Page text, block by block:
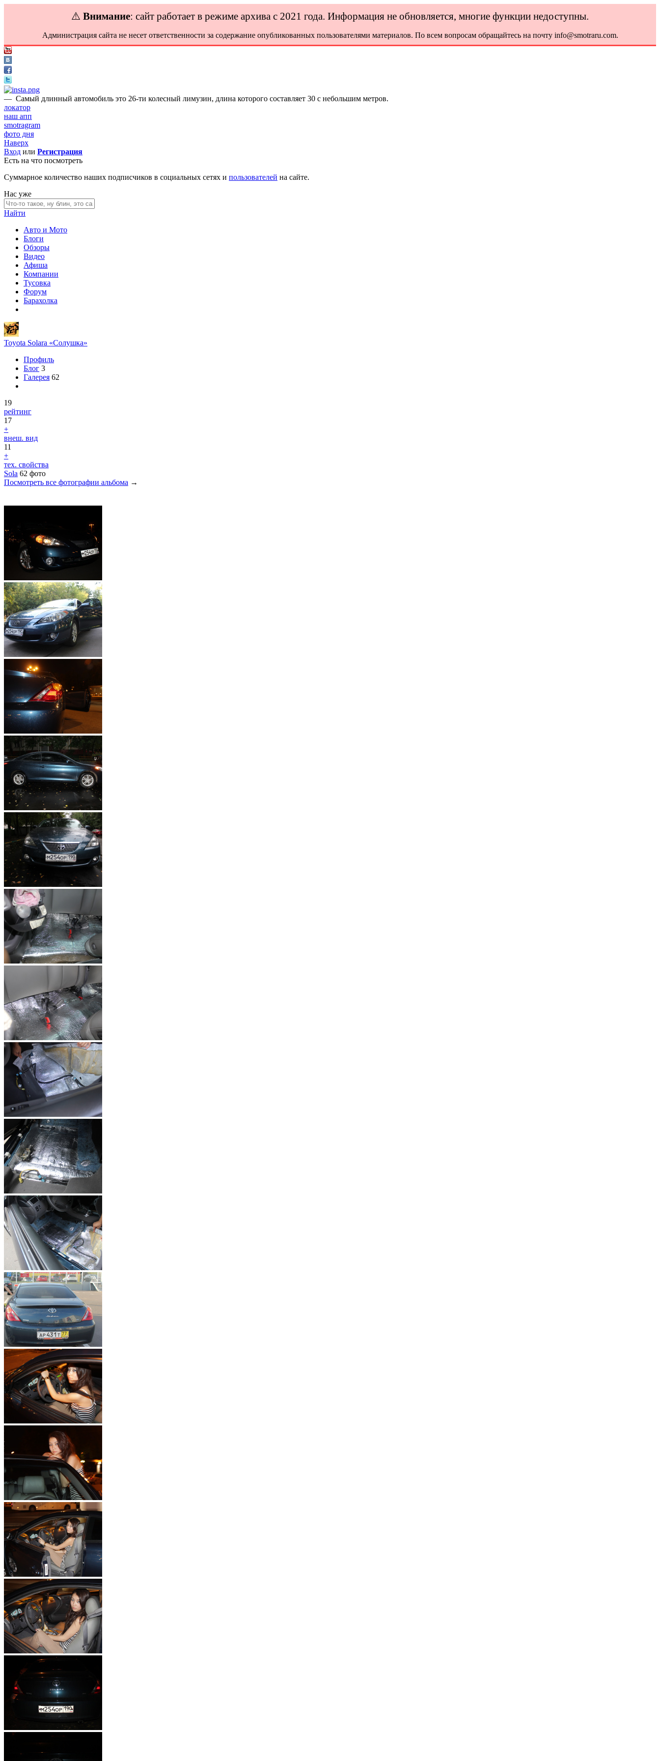
⚠️ Внимание: сайт работает в режиме архива с 2021 года. Информация не обновляется, многие функции недоступны.
Администрация сайта не несет ответственности за содержание опубликованных пользователями материалов. По всем вопросам обращайтесь на почту info@smotraru.com.
— Самый длинный автомобиль это 26-ти колесный лимузин, длина которого составляет 30 с небольшим метров.
локатор
наш апп
smotragram
фото дня
Наверх
Вход или Регистрация
Есть на что посмотреть
Суммарное количество наших подписчиков в социальных сетях и пользователей на сайте.
Нас уже
Найти
Авто и Мото
Блоги
Обзоры
Видео
Афиша
Компании
Тусовка
Форум
Барахолка
Toyota Solara «Солушка»
Профиль
Блог 3
Галерея 62
19
рейтинг
17
+
внеш. вид
11
+
тех. свойства
Sola 62 фото
Посмотреть все фотографии альбома →